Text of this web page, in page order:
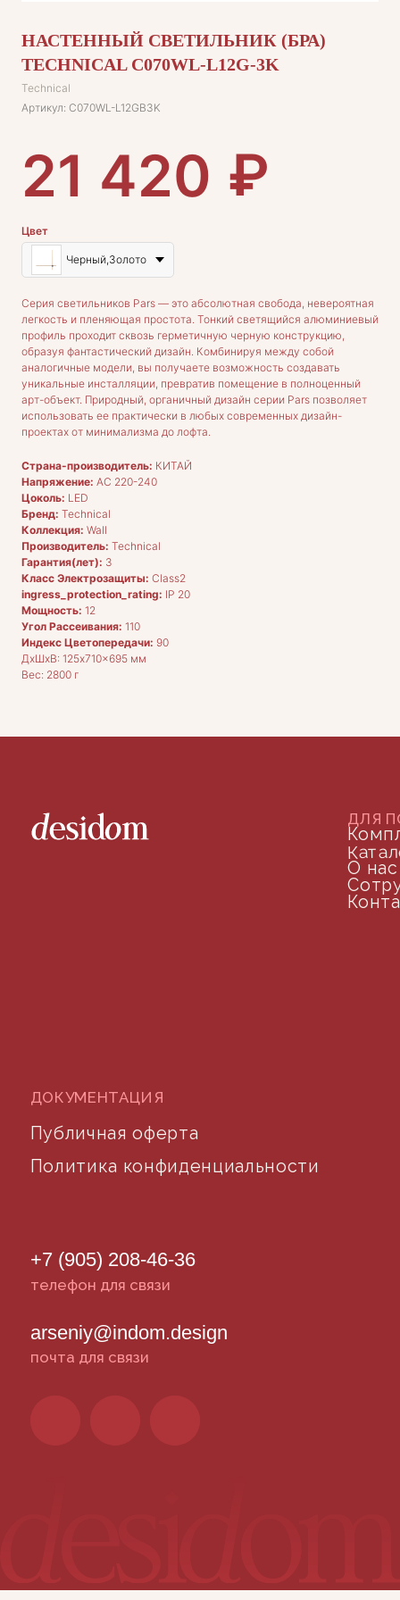
НАСТЕННЫЙ СВЕТИЛЬНИК (БРА)
TECHNICAL C070WL-L12G-3K
Technical
Артикул: C070WL-L12GB3K
21 420 ₽
Цвет
Черный,Золото
Серия светильников Pars — это абсолютная свобода, невероятная
легкость и пленяющая простота. Тонкий светящийся алюминиевый
профиль проходит сквозь герметичную черную конструкцию,
образуя фантастический дизайн. Комбинируя между собой
аналогичные модели, вы получаете возможность создавать
уникальные инсталляции, превратив помещение в полноценный
арт-объект. Природный, органичный дизайн серии Pars позволяет
использовать ее практически в любых современных дизайн-
проектах от минимализма до лофта.
Страна-производитель: КИТАЙ
Напряжение: AC 220-240
Цоколь: LED
Бренд: Technical
Коллекция: Wall
Производитель: Technical
Гарантия(лет): 3
Класс Электрозащиты: Class2
ingress_protection_rating: IP 20
Мощность: 12
Угол Рассеивания: 110
Индекс Цветопередачи: 90
ДxШxВ: 125x710x695 мм
Вес: 2800 г
ДОКУМЕНТАЦИЯ
arseniy@indom.design